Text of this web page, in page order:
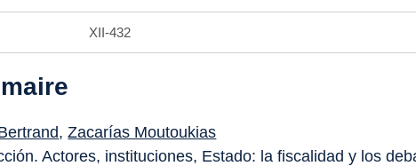
XII-432
,Zacarías Moutoukias
Actores, instituciones, Estado: la fiscalidad y los